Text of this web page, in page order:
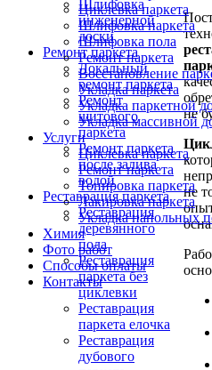
Циклевка паркета
Шлифовка паркета
Шлифовка пола
Ремонт паркета
Восстановление
Укладка паркета
Укладка паркетной
Укладка массивной
Услуги
Циклевка паркета
Ремонт паркета
Тонировка паркета
Лакировка паркета
Укладка напольных
Химия
Фото работ
Способы оплаты
Контакты
Шлифовка
инженерной
доски
Ремонт паркета
Локальный
ремонт паркета
Ремонт
щитового
паркета
Ремонт паркета
после залива
водой
Реставрация паркета
Реставрация
деревянного
пола
Реставрация
паркета без
циклевки
Реставрация
паркета елочка
Реставрация
дубового
не
не